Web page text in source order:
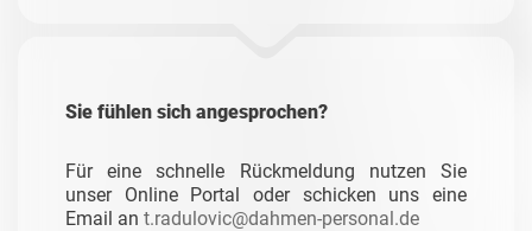
Sie fühlen sich angesprochen?
Für eine schnelle Rückmeldung nutzen Sie
unser Online Portal oder schicken uns eine
Email an t.radulovic@dahmen-personal.de